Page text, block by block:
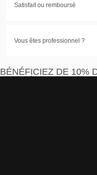
Satisfait ou remboursé
Vous êtes professionnel ?
BÉNÉFICIEZ DE 10%